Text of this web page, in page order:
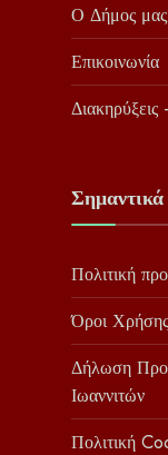
Ο Δήμος μας
Επικοινωνία
Σημαντικά
Πολιτική
Όροι Χρήσης
Δήλωση
Ιωαννιτών
Πολιτική